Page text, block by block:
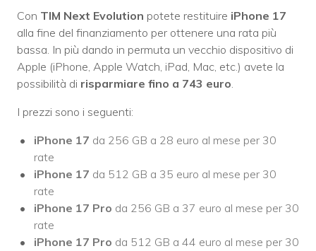
Con TIM Next Evolution potete restituire iPhone 17
alla fine del finanziamento per ottenere una rata più
bassa. In più dando in permuta un vecchio dispositivo di
Apple (iPhone, Apple Watch, iPad, Mac, etc.) avete la
possibilità di risparmiare fino a 743 euro.
I prezzi sono i seguenti:
iPhone 17 da 256 GB a 28 euro al mese per 30
rate
iPhone 17 da 512 GB a 35 euro al mese per 30
rate
iPhone 17 Pro da 256 GB a 37 euro al mese per 30
rate
iPhone 17 Pro da 512 GB a 44 euro al mese per 30